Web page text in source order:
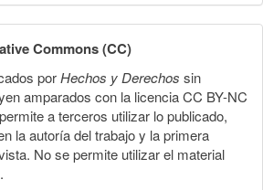
Commons (CC)
porHechos y Derechos sin
amparados con la licencia CC BY-NC
a terceros utilizar lo publicado,
la autoría del trabajo y la primera
No se permite utilizar el material